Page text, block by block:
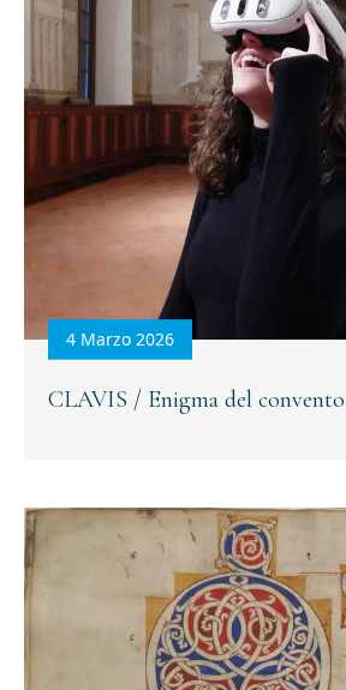
4 Marzo 2026
CLAVIS / Enigma del convento